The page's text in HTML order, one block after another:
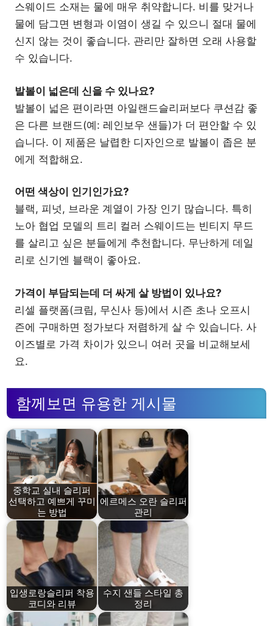
스웨이드 소재는 물에 매우 취약합니다. 비를 맞거나
물에 담그면 변형과 이염이 생길 수 있으니 절대 물에
신지 않는 것이 좋습니다. 관리만 잘하면 오래 사용할
수 있습니다.
발볼이 넓은데 신을 수 있나요?
발볼이 넓은 편이라면 아일랜드슬리퍼보다 쿠션감 좋
은 다른 브랜드(예: 레인보우 샌들)가 더 편안할 수 있
습니다. 이 제품은 날렵한 디자인으로 발볼이 좁은 분
에게 적합해요.
어떤 색상이 인기인가요?
블랙, 피넛, 브라운 계열이 가장 인기 많습니다. 특히
노아 협업 모델의 트리 컬러 스웨이드는 빈티지 무드
를 살리고 싶은 분들에게 추천합니다. 무난하게 데일
리로 신기엔 블랙이 좋아요.
가격이 부담되는데 더 싸게 살 방법이 있나요?
리셀 플랫폼(크림, 무신사 등)에서 시즌 초나 오프시
즌에 구매하면 정가보다 저렴하게 살 수 있습니다. 사
이즈별로 가격 차이가 있으니 여러 곳을 비교해보세
요.
함께보면 유용한 게시물
중학교 실내 슬리퍼
선택하고 예쁘게 꾸미
는 방법
에르메스 오란 슬리퍼
관리
입생로랑슬리퍼 착용
코디와 리뷰
수지 샌들 스타일 총
정리